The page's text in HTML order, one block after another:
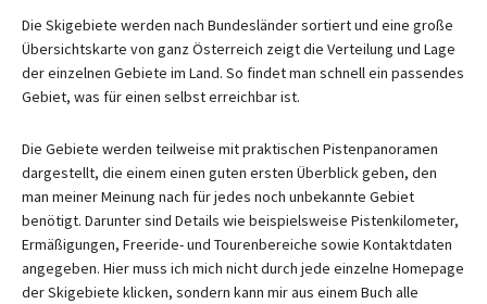
Die Skigebiete werden nach Bundesländer sortiert und eine große
Übersichtskarte von ganz Österreich zeigt die Verteilung und Lage
der einzelnen Gebiete im Land. So findet man schnell ein passendes
Gebiet, was für einen selbst erreichbar ist.
Die Gebiete werden teilweise mit praktischen Pistenpanoramen
dargestellt, die einem einen guten ersten Überblick geben, den
man meiner Meinung nach für jedes noch unbekannte Gebiet
benötigt. Darunter sind Details wie beispielsweise Pistenkilometer,
Ermäßigungen, Freeride- und Tourenbereiche sowie Kontaktdaten
angegeben. Hier muss ich mich nicht durch jede einzelne Homepage
der Skigebiete klicken, sondern kann mir aus einem Buch alle